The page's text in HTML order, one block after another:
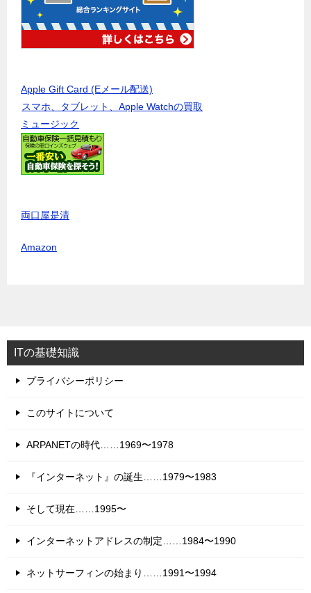
Apple Gift Card (Eメール配送)
スマホ、タブレット、Apple Watchの買取
ミュージック
両口屋是清
Amazon
ITの基礎知識
プライバシーポリシー
このサイトについて
ARPANETの時代……1969〜1978
『インターネット』の誕生……1979〜1983
そして現在……1995〜
インターネットアドレスの制定……1984〜1990
ネットサーフィンの始まり……1991〜1994